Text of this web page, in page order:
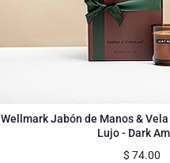
Wellmark Jabón de Manos &
Lujo - Dark
$ 74.00